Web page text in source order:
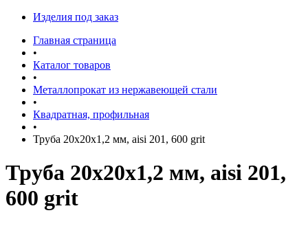
Изделия под заказ
Главная страница
•
Каталог товаров
•
Металлопрокат из нержавеющей стали
•
Квадратная, профильная
•
Труба 20х20х1,2 мм, aisi 201, 600 grit
Труба 20х20х1,2 мм, aisi 201,
600 grit